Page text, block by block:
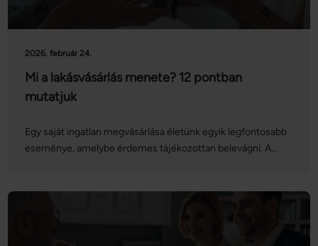
2026. február 24.
Mi a lakásvásárlás menete? 12 pontban
mutatjuk
Egy saját ingatlan megvásárlása életünk egyik legfontosabb
eseménye, amelybe érdemes tájékozottan belevágni. A